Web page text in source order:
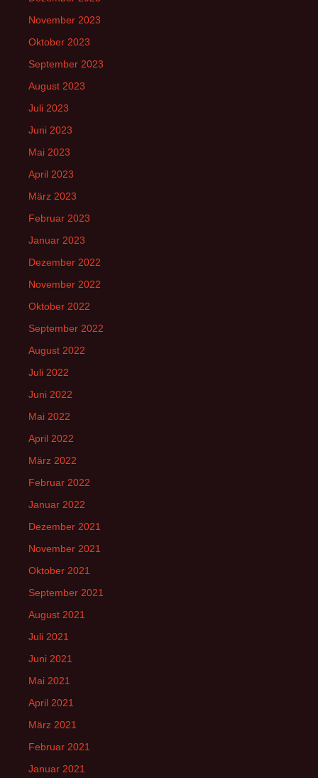
November 2023
Oktober 2023
September 2023
August 2023
Juli 2023
Juni 2023
Mai 2023
April 2023
März 2023
Februar 2023
Januar 2023
Dezember 2022
November 2022
Oktober 2022
September 2022
August 2022
Juli 2022
Juni 2022
Mai 2022
April 2022
März 2022
Februar 2022
Januar 2022
Dezember 2021
November 2021
Oktober 2021
September 2021
August 2021
Juli 2021
Juni 2021
Mai 2021
April 2021
März 2021
Februar 2021
Januar 2021